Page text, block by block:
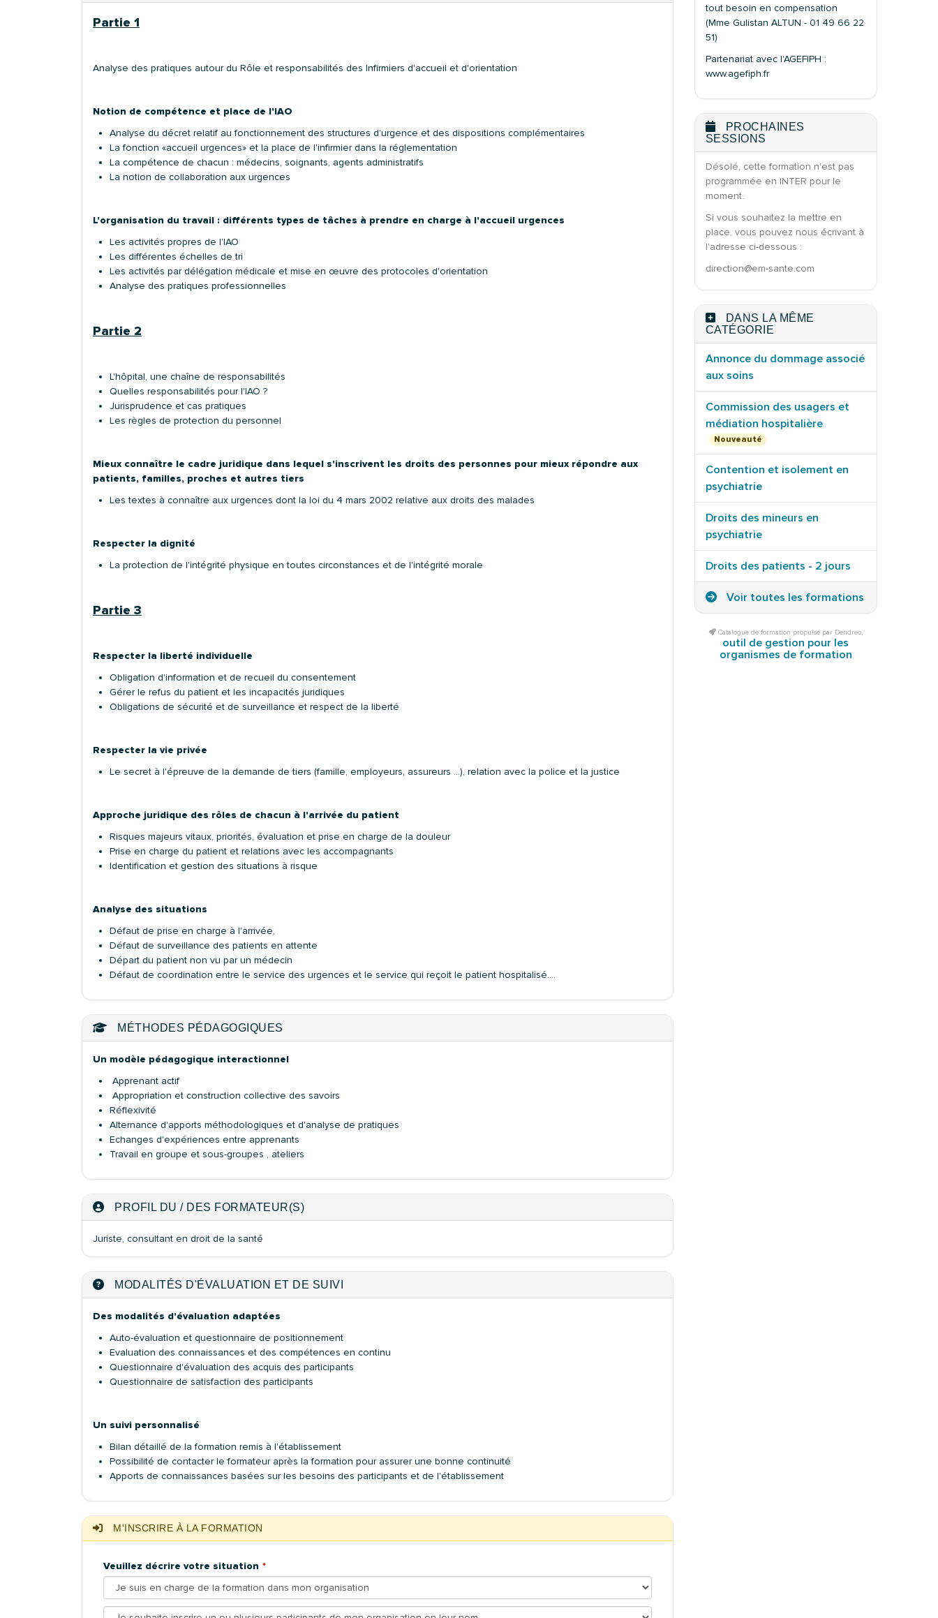
Partie 1
Analyse des pratiques autour du Rôle et responsabilités des Infirmiers d'accueil et d'orientation
Notion de compétence et place de l'IAO
Analyse du décret relatif au fonctionnement des structures d'urgence et des dispositions complémentaires
La fonction «accueil urgences» et la place de l'infirmier dans la réglementation
La compétence de chacun : médecins, soignants, agents administratifs
La notion de collaboration aux urgences
L'organisation du travail : différents types de tâches à prendre en charge à l'accueil urgences
Les activités propres de l'IAO
Les différentes échelles de tri
Les activités par délégation médicale et mise en œuvre des protocoles d'orientation
Analyse des pratiques professionnelles
Partie 2
L'hôpital, une chaîne de responsabilités
Quelles responsabilités pour l'IAO ?
Jurisprudence et cas pratiques
Les règles de protection du personnel
Mieux connaître le cadre juridique dans lequel s'inscrivent les droits des personnes pour mieux répondre aux
patients, familles, proches et autres tiers
Les textes à connaître aux urgences dont la loi du 4 mars 2002 relative aux droits des malades
Respecter la dignité
La protection de l'intégrité physique en toutes circonstances et de l'intégrité morale
Partie 3
Respecter la liberté individuelle
Obligation d'information et de recueil du consentement
Gérer le refus du patient et les incapacités juridiques
Obligations de sécurité et de surveillance et respect de la liberté
Respecter la vie privée
Le secret à l'épreuve de la demande de tiers (famille, employeurs, assureurs …), relation avec la police et la justice
Approche juridique des rôles de chacun à l'arrivée du patient
Risques majeurs vitaux, priorités, évaluation et prise en charge de la douleur
Prise en charge du patient et relations avec les accompagnants
Identification et gestion des situations à risque
Analyse des situations
Défaut de prise en charge à l'arrivée,
Défaut de surveillance des patients en attente
Départ du patient non vu par un médecin
Défaut de coordination entre le service des urgences et le service qui reçoit le patient hospitalisé….
MÉTHODES PÉDAGOGIQUES
Un modèle pédagogique interactionnel
Apprenant actif
Appropriation et construction collective des savoirs
Réflexivité
Alternance d'apports méthodologiques et d'analyse de pratiques
Echanges d'expériences entre apprenants
Travail en groupe et sous-groupes , ateliers
PROFIL DU / DES FORMATEUR(S)
Juriste, consultant en droit de la santé
MODALITÉS D'ÉVALUATION ET DE SUIVI
Des modalités d'évaluation adaptées
Auto-évaluation et questionnaire de positionnement
Evaluation des connaissances et des compétences en continu
Questionnaire d'évaluation des acquis des participants
Questionnaire de satisfaction des participants
Un suivi personnalisé
Bilan détaillé de la formation remis à l'établissement
Possibilité de contacter le formateur après la formation pour assurer une bonne continuité
Apports de connaissances basées sur les besoins des participants et de l'établissement
M'INSCRIRE À LA FORMATION
Veuillez décrire votre situation
tout besoin en compensation
(Mme Gulistan ALTUN - 01 49 66 22
51)
Partenariat avec l'AGEFIPH :
www.agefiph.fr
PROCHAINES
SESSIONS
Désolé, cette formation n'est pas
programmée en INTER pour le
moment.
Si vous souhaitez la mettre en
place, vous pouvez nous écrivant à
l'adresse ci-dessous :
direction@em-sante.com
DANS LA MÊME
CATÉGORIE
Annonce du dommage associé
aux soins
Commission des usagers et
médiation hospitalière
Nouveauté
Contention et isolement en
psychiatrie
Droits des mineurs en
psychiatrie
Droits des patients - 2 jours
Voir toutes les formations
Catalogue de formation propulsé par Dendreo,
outil de gestion pour les
organismes de formation